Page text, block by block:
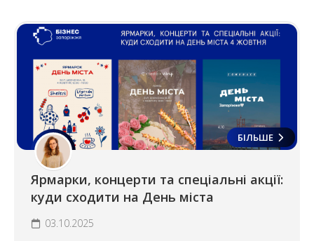
БІЛЬШЕ
Ярмарки, концерти та спеціальні акції:
куди сходити на День міста
03.10.2025